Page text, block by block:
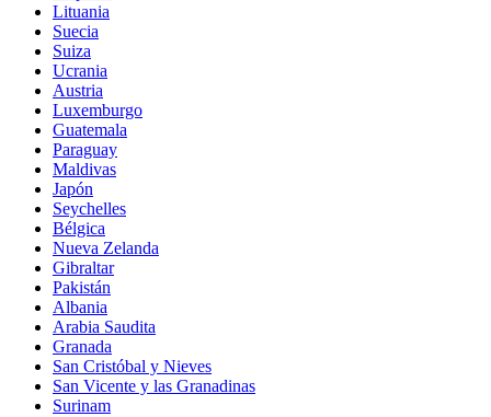
Lituania
Suecia
Suiza
Ucrania
Austria
Luxemburgo
Guatemala
Paraguay
Maldivas
Japón
Seychelles
Bélgica
Nueva Zelanda
Gibraltar
Pakistán
Albania
Arabia Saudita
Granada
San Cristóbal y Nieves
San Vicente y las Granadinas
Surinam